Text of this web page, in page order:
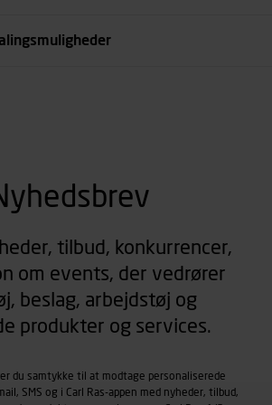
tilbud, konkurrencer,
om events, der vedrører
beslag, arbejdstøj og
produkter og services.
du samtykke til at modtage personaliserede
SMS og i Carl Ras-appen med nyheder, tilbud,